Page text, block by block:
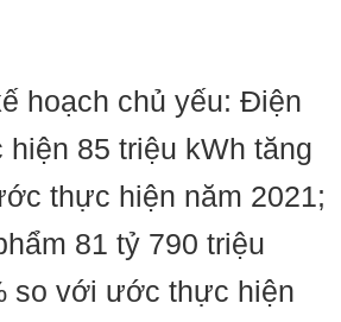
hoạch chủ yếu: Điện
85 triệu kWh tăng
thực hiện năm 2021;
81 tỷ 790 triệu
so với ước thực hiện